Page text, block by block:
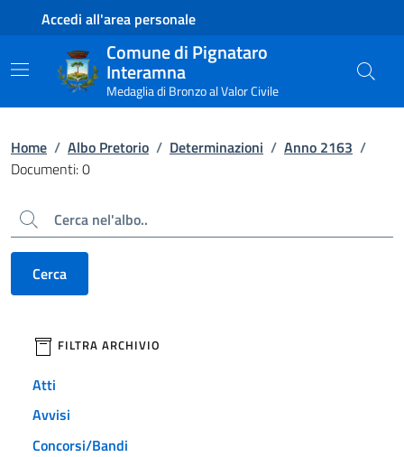
Contenuto principale
Piede di paginaAccedi all'area personale
Comune di Pignataro
Interamna
Medaglia di Bronzo al Valor Civile
Home / Albo Pretorio / Determinazioni / Anno 2163 /
Documenti: 0
Cerca
Cerca
filtri da applicare
FILTRA ARCHIVIO
Atti
Avvisi
Concorsi/Bandi